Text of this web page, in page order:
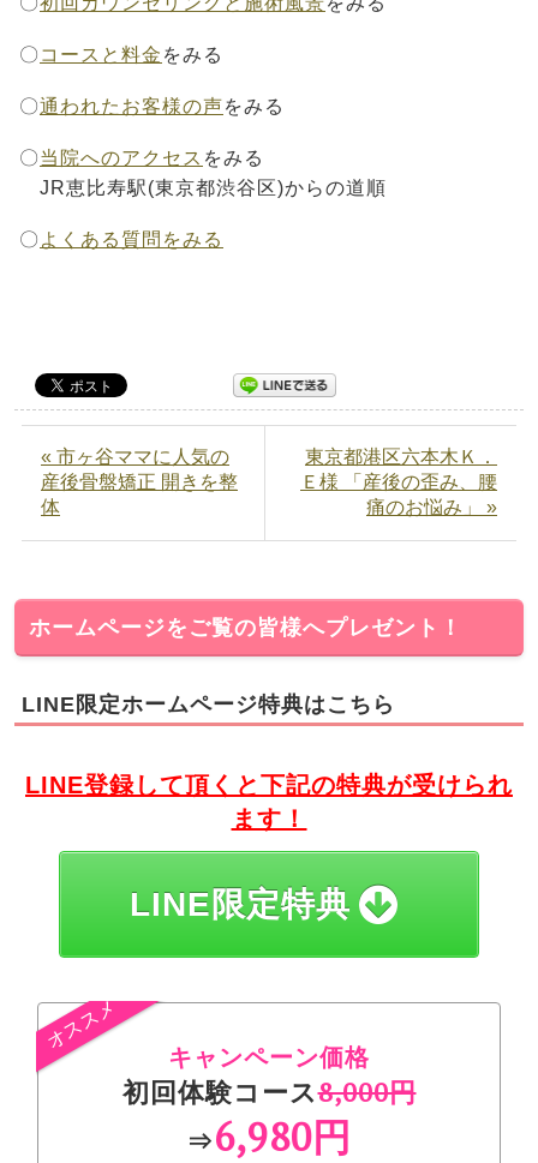
〇 コースと料金 をみる
〇通われたお客様の声をみる
〇当院へのアクセス をみる
JR恵比寿駅(東京都渋谷区)からの道順
〇 よくある質問をみる
« 市ヶ谷ママに人気の
産後骨盤矯正 開きを整
体
東京都港区六本木Ｋ．
Ｅ様 「産後の歪み、腰
痛のお悩み」 »
ホームページをご覧の皆様へプレゼント！
LINE限定ホームページ特典はこちら
LINE登録して頂くと下記の特典が受けられ
ます！
LINE限定特典
キャンペーン価格
初回体験コース8,000円
⇒6,980円